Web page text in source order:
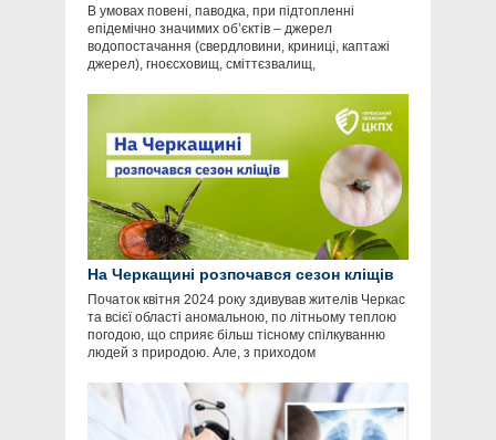
В умовах повені, паводка, при підтопленні
епідемічно значимих об’єктів – джерел
водопостачання (свердловини, криниці, каптажі
джерел), гноєсховищ, сміттєзвалищ,
На Черкащині розпочався сезон кліщів
Початок квітня 2024 року здивував жителів Черкас
та всієї області аномальною, по літньому теплою
погодою, що сприяє більш тісному спілкуванню
людей з природою. Але, з приходом